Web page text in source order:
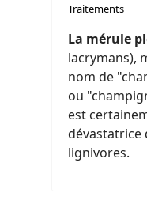
Traitements
La mérule
lacrymans),
nom de
ou
est
dévastatrice
lignivores.